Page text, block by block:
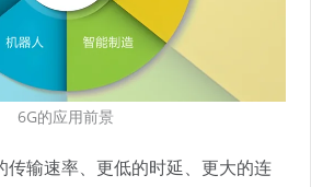
6G的应用前景
传输速率、更低的时延、更大的连